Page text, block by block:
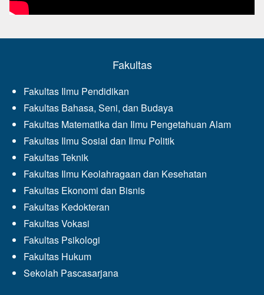
Fakultas
Fakultas Ilmu Pendidikan
Fakultas Bahasa, Seni, dan Budaya
Fakultas Matematika dan Ilmu Pengetahuan Alam
Fakultas Ilmu Sosial dan Ilmu Politik
Fakultas Teknik
Fakultas Ilmu Keolahragaan dan Kesehatan
Fakultas Ekonomi dan Bisnis
Fakultas Kedokteran
Fakultas Vokasi
Fakultas Psikologi
Fakultas Hukum
Sekolah Pascasarjana